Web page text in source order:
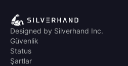
Designed by Silverhand Inc.
Güvenlik
Status
Şartlar